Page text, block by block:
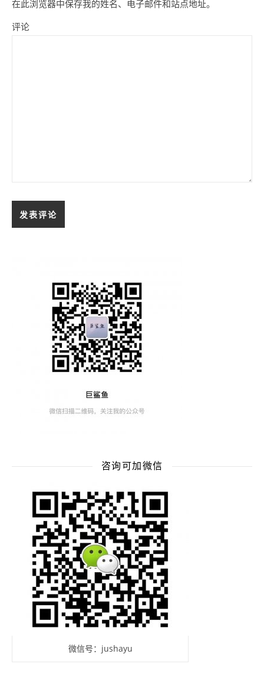
在此浏览器中保存我的姓名、电子邮件和站点地址。
评论
咨询可加微信
微信号：jushayu